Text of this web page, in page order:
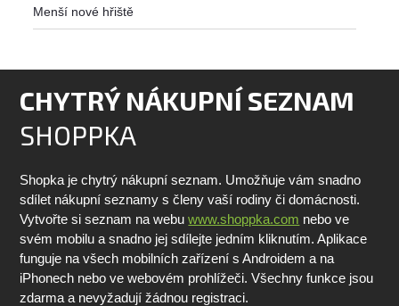
Menší nové hřiště
CHYTRÝ NÁKUPNÍ SEZNAM
SHOPPKA
Shopka je chytrý nákupní seznam. Umožňuje vám snadno
sdílet nákupní seznamy s členy vaší rodiny či domácnosti.
Vytvořte si seznam na webuwww.shoppka.com nebo ve
svém mobilu a snadno jej sdílejte jedním kliknutím. Aplikace
funguje na všech mobilních zařízení s Androidem a na
iPhonech nebo ve webovém prohlížeči. Všechny funkce jsou
zdarma a nevyžadují žádnou registraci.